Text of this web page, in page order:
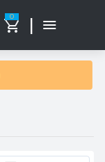
0 |